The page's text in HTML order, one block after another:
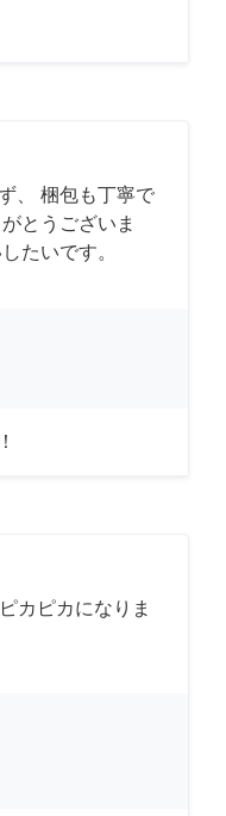
、 梱包も丁寧で
とうございま
たいです。
カピカになりま